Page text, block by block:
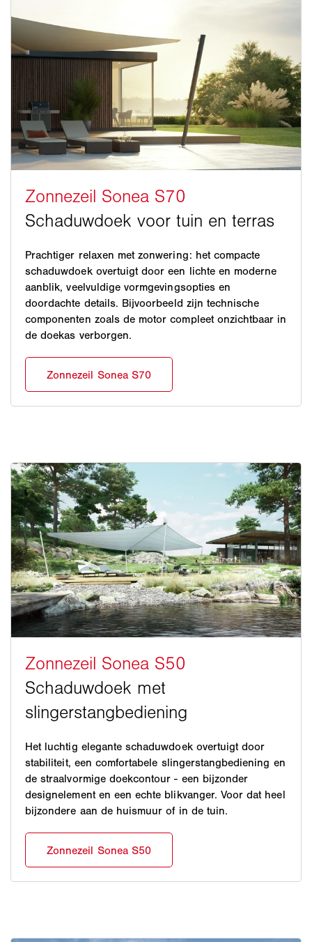
Prachtiger relaxen met zonwering: het compacte
schaduwdoek overtuigt door een lichte en moderne
aanblik, veelvuldige vormgevingsopties en
doordachte details. Bijvoorbeeld zijn technische
componenten zoals de motor compleet onzichtbaar in
de doekas verborgen.
Het luchtig elegante schaduwdoek overtuigt door
stabiliteit, een comfortabele slingerstangbediening en
de straalvormige doekcontour - een bijzonder
designelement en een echte blikvanger. Voor dat heel
bijzondere aan de huismuur of in de tuin.